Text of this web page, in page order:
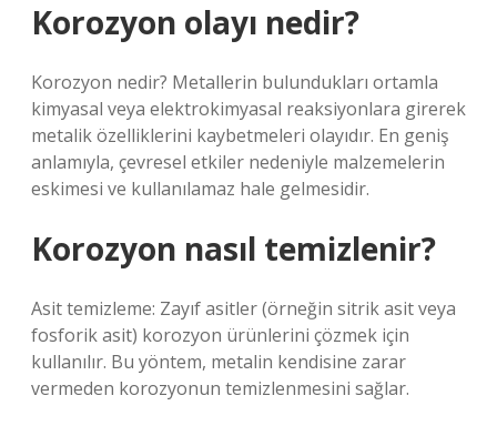
Korozyon olayı nedir?
Korozyon nedir? Metallerin bulundukları ortamla
kimyasal veya elektrokimyasal reaksiyonlara girerek
metalik özelliklerini kaybetmeleri olayıdır. En geniş
anlamıyla, çevresel etkiler nedeniyle malzemelerin
eskimesi ve kullanılamaz hale gelmesidir.
Korozyon nasıl temizlenir?
Asit temizleme: Zayıf asitler (örneğin sitrik asit veya
fosforik asit) korozyon ürünlerini çözmek için
kullanılır. Bu yöntem, metalin kendisine zarar
vermeden korozyonun temizlenmesini sağlar.